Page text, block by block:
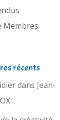
Membres
récents
dans Jean-